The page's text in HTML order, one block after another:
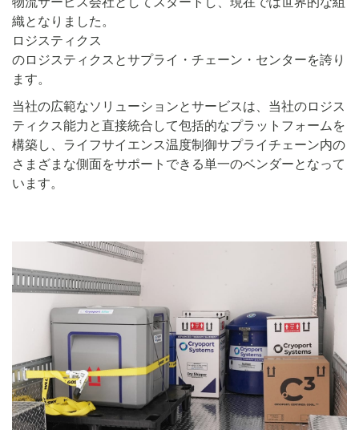
織となりました。
ロジスティクス
のロジスティクスとサプライ・チェーン・センターを誇り
ます。
当社の広範なソリューションとサービスは、当社のロジス
ティクス能力と直接統合して包括的なプラットフォームを
構築し、ライフサイエンス温度制御サプライチェーン内の
さまざまな側面をサポートできる単一のベンダーとなって
います。